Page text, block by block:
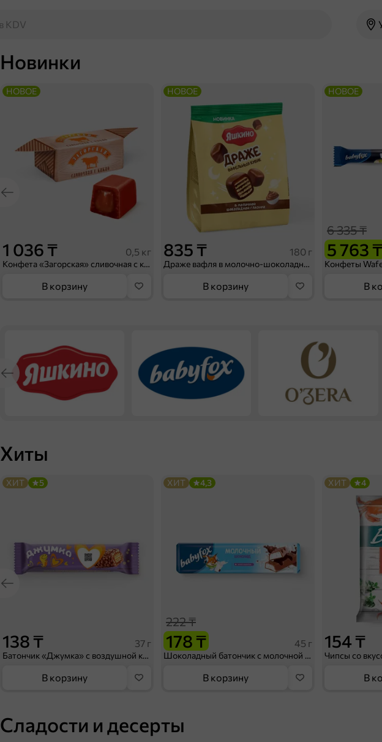
Новинки
1 036 ₸ 0,5 кг
Конфета «Загорская» сливочная с какао (упаковка 0,5 кг)
НОВОЕ
В корзину
835 ₸ 180 г
Драже вафля в молочно-шоколадной глазури, 180 г
НОВОЕ
В корзину
6 335 ₸
5 763 ₸
НОВОЕ
В
Хиты
138 ₸ 37 г
Батончик «Джумка» с воздушной кукурузой, 37 г
ХИТ 5
В корзину
222 ₸
178 ₸ 45 г
Шоколадный батончик с молочной начинкой «BabyFox», 45 г
ХИТ 4,3
В корзину
154 ₸
ХИТ 4
В
Сладости и десерты